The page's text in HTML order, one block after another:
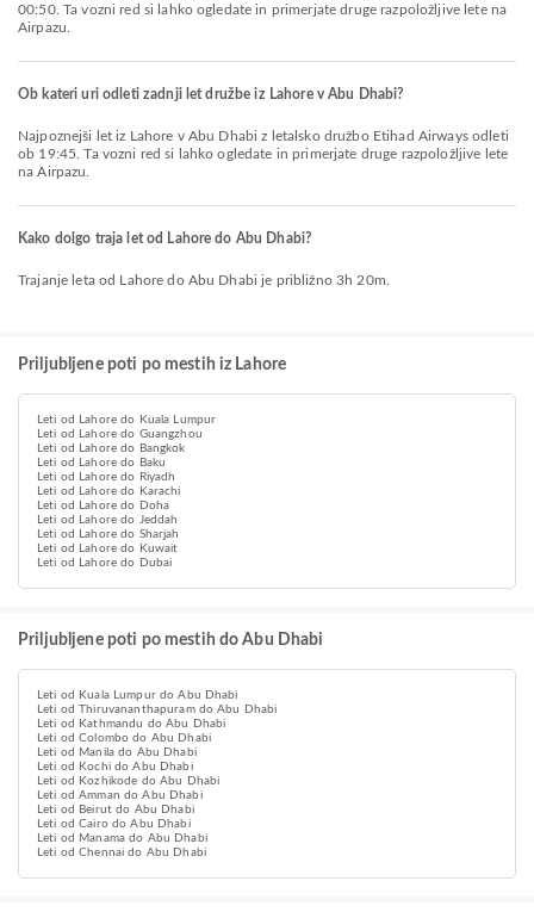
00:50. Ta vozni red si lahko ogledate in primerjate druge razpoložljive lete na
Airpazu.
Ob kateri uri odleti zadnji let družbe iz Lahore v Abu Dhabi?
Najpoznejši let iz Lahore v Abu Dhabi z letalsko družbo Etihad Airways odleti
ob 19:45. Ta vozni red si lahko ogledate in primerjate druge razpoložljive lete
na Airpazu.
Kako dolgo traja let od Lahore do Abu Dhabi?
Trajanje leta od Lahore do Abu Dhabi je približno 3h 20m.
Priljubljene poti po mestih iz Lahore
Leti od Lahore do Kuala Lumpur
Leti od Lahore do Guangzhou
Leti od Lahore do Bangkok
Leti od Lahore do Baku
Leti od Lahore do Riyadh
Leti od Lahore do Karachi
Leti od Lahore do Doha
Leti od Lahore do Jeddah
Leti od Lahore do Sharjah
Leti od Lahore do Kuwait
Leti od Lahore do Dubai
Priljubljene poti po mestih do Abu Dhabi
Leti od Kuala Lumpur do Abu Dhabi
Leti od Thiruvananthapuram do Abu Dhabi
Leti od Kathmandu do Abu Dhabi
Leti od Colombo do Abu Dhabi
Leti od Manila do Abu Dhabi
Leti od Kochi do Abu Dhabi
Leti od Kozhikode do Abu Dhabi
Leti od Amman do Abu Dhabi
Leti od Beirut do Abu Dhabi
Leti od Cairo do Abu Dhabi
Leti od Manama do Abu Dhabi
Leti od Chennai do Abu Dhabi